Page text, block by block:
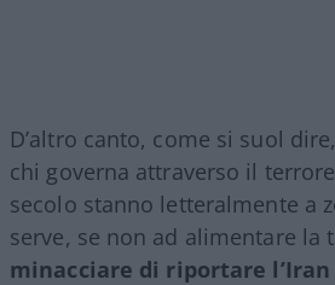
D’altro canto, come si suol
chi governa attraverso il
secolo stanno letteralmente a
serve, se non ad alimentare la
minacciare di riportare l’Iran